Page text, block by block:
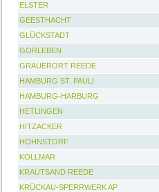
ELSTER
GEESTHACHT
GLÜCKSTADT
GORLEBEN
GRAUERORT REEDE
HAMBURG ST. PAULI
HAMBURG-HARBURG
HETLINGEN
HITZACKER
HOHNSTORF
KOLLMAR
KRAUTSAND REEDE
KRÜCKAU-SPERRWERK AP